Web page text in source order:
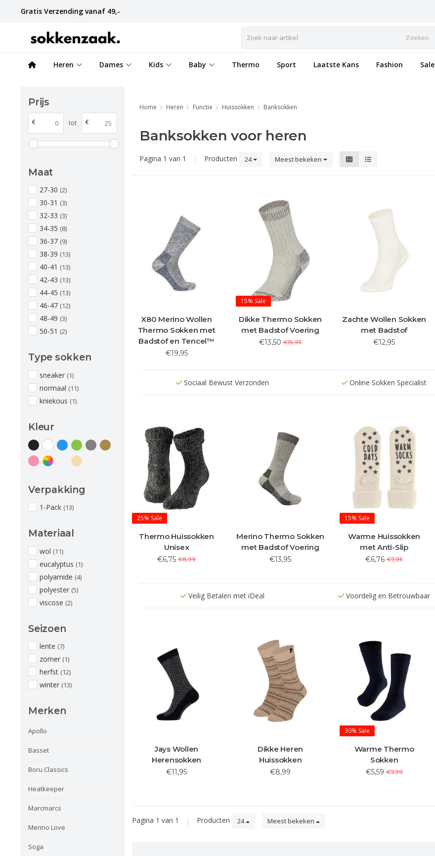
Gratis Verzending vanaf 49,-
Zoeken
Heren Dames Kids Baby Thermo Sport Laatste Kans Fashion Sale
Prijs
€ tot €
Maat
27-30 (2)
30-31 (3)
32-33 (3)
34-35 (8)
36-37 (9)
38-39 (13)
40-41 (13)
42-43 (13)
44-45 (13)
46-47 (12)
48-49 (3)
50-51 (2)
Type sokken
sneaker (1)
normaal (11)
kniekous (1)
Kleur
Verpakking
1-Pack (13)
Materiaal
wol (11)
eucalyptus (1)
polyamide (4)
polyester (5)
viscose (2)
Seizoen
lente (7)
zomer (1)
herfst (12)
winter (13)
Merken
Apollo
Basset
Boru Classics
Heatkeeper
Marcmarcs
Merino Love
Soga
Home Heren Functie Huissokken Banksokken
Banksokken voor heren
Pagina 1 van 1 | Producten 24 Meest bekeken
X80 Merino Wollen
Thermo Sokken met
Badstof en Tencel™
€19,95
15% Sale
Dikke Thermo Sokken
met Badstof Voering
€13,50 €15,95
Zachte Wollen Sokken
met Badstof
€12,95
Sociaal Bewust Verzonden Online Sokken Specialist
25% Sale
Thermo Huissokken
Unisex
€6,75 €8,99
Merino Thermo Sokken
met Badstof Voering
€13,95
15% Sale
Warme Huissokken
met Anti-Slip
€6,76 €7,95
Veilig Betalen met iDeal Voordelig en Betrouwbaar
Jays Wollen
Herensokken
€11,95
Dikke Heren
Huissokken
€8,99
30% Sale
Warme Thermo
Sokken
€5,59 €7,99
Pagina 1 van 1 | Producten 24 Meest bekeken